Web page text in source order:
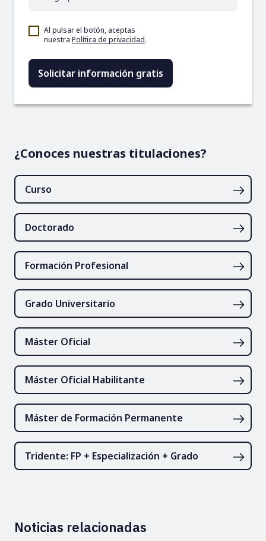
Al pulsar el botón, aceptas
nuestra Política de privacidad.
¿Conoces nuestras titulaciones?
Curso
Doctorado
Formación Profesional
Grado Universitario
Máster Oficial
Máster Oficial Habilitante
Máster de Formación Permanente
Tridente: FP + Especialización + Grado
Noticias relacionadas